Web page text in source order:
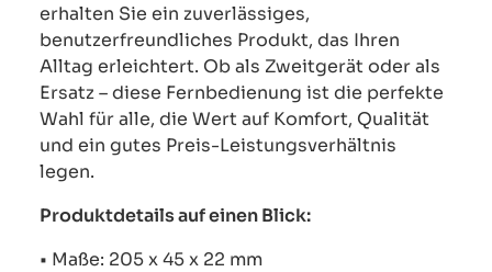
erhalten Sie ein zuverlässiges,
benutzerfreundliches Produkt, das Ihren
Alltag erleichtert. Ob als Zweitgerät oder als
Ersatz – diese Fernbedienung ist die perfekte
Wahl für alle, die Wert auf Komfort, Qualität
und ein gutes Preis-Leistungsverhältnis
legen.
Produktdetails auf einen Blick:
• Maße: 205 x 45 x 22 mm